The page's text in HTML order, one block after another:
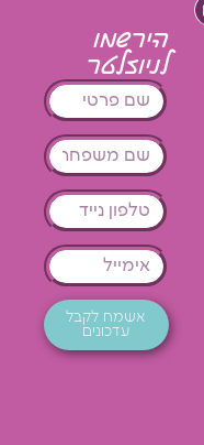
הירשמו
לניוזלטר
אשמח לקבל
עדכונים